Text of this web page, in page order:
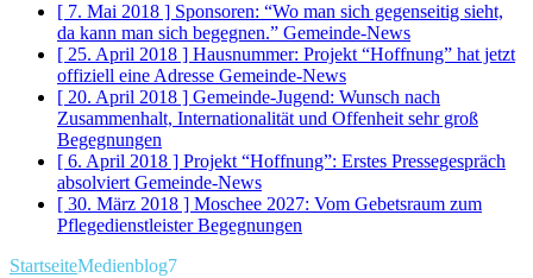
[ 7. Mai 2018 ] Sponsoren: “Wo man sich gegenseitig sieht,
da kann man sich begegnen.” Gemeinde-News
[ 25. April 2018 ] Hausnummer: Projekt “Hoffnung” hat jetzt
offiziell eine Adresse Gemeinde-News
[ 20. April 2018 ] Gemeinde-Jugend: Wunsch nach
Zusammenhalt, Internationalität und Offenheit sehr groß
Begegnungen
[ 6. April 2018 ] Projekt “Hoffnung”: Erstes Pressegespräch
absolviert Gemeinde-News
[ 30. März 2018 ] Moschee 2027: Vom Gebetsraum zum
PflegedienstleisterBegegnungen
StartseiteMedienblog7